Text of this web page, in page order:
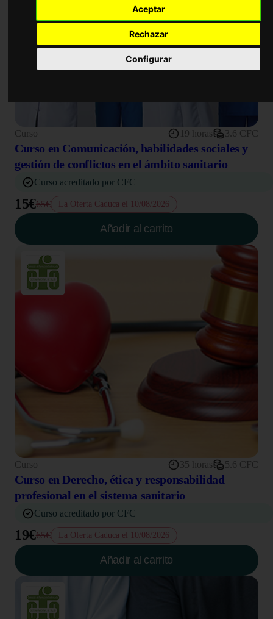
Aceptar
Rechazar
Configurar
Curso 19 horas 3.6 CFC
Curso en Comunicación, habilidades sociales y
gestión de conflictos en el ámbito sanitario
Curso acreditado por CFC
15€65€ La Oferta Caduca el 10/08/2026
Añadir al carrito
Curso 35 horas 5.6 CFC
Curso en Derecho, ética y responsabilidad
profesional en el sistema sanitario
Curso acreditado por CFC
19€65€ La Oferta Caduca el 10/08/2026
Añadir al carrito